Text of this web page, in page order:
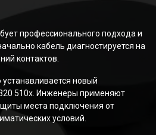
профессионального подхода и
кабель диагностируется на
контактов.
новый
510x. Инженеры применяют
места подключения от
условий.